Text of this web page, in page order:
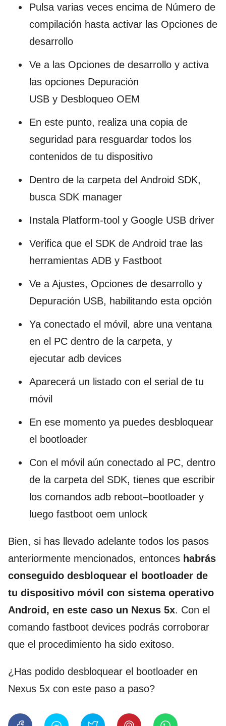
Pulsa varias veces encima de Número de
compilación hasta activar las Opciones de
desarrollo
Ve a las Opciones de desarrollo y activa
las opciones Depuración
USB y Desbloqueo OEM
En este punto, realiza una copia de
seguridad para resguardar todos los
contenidos de tu dispositivo
Dentro de la carpeta del Android SDK,
busca SDK manager
Instala Platform-tool y Google USB driver
Verifica que el SDK de Android trae las
herramientas ADB y Fastboot
Ve a Ajustes, Opciones de desarrollo y
Depuración USB, habilitando esta opción
Ya conectado el móvil, abre una ventana
en el PC dentro de la carpeta, y
ejecutar adb devices
Aparecerá un listado con el serial de tu
móvil
En ese momento ya puedes desbloquear
el bootloader
Con el móvil aún conectado al PC, dentro
de la carpeta del SDK, tienes que escribir
los comandos adb reboot–bootloader y
luego fastboot oem unlock
Bien, si has llevado adelante todos los pasos
anteriormente mencionados, entonces habrás
conseguido desbloquear el bootloader de
tu dispositivo móvil con sistema operativo
Android, en este caso un Nexus 5x. Con el
comando fastboot devices podrás corroborar
que el procedimiento ha sido exitoso.
¿Has podido desbloquear el bootloader en
Nexus 5x con este paso a paso?